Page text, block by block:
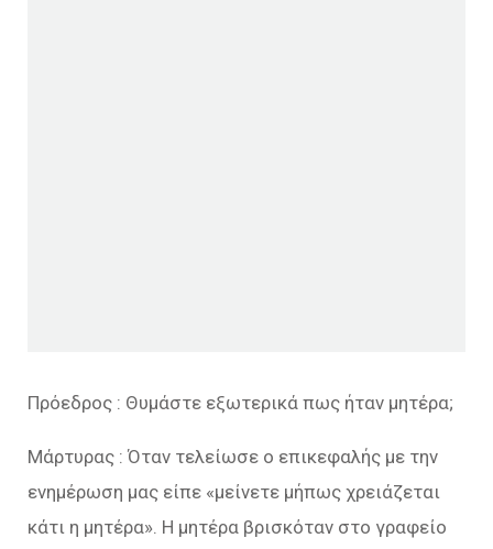
Πρόεδρος : Θυμάστε εξωτερικά πως ήταν μητέρα;
Μάρτυρας : Όταν τελείωσε ο επικεφαλής με την
ενημέρωση μας είπε «μείνετε μήπως χρειάζεται
κάτι η μητέρα». Η μητέρα βρισκόταν στο γραφείο